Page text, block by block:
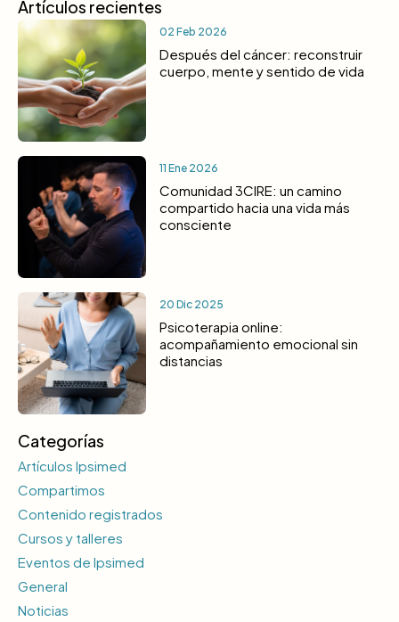
Artículos recientes
02 Feb 2026
Después del cáncer: reconstruir
cuerpo, mente y sentido de vida
11 Ene 2026
Comunidad 3CIRE: un camino
compartido hacia una vida más
consciente
20 Dic 2025
Psicoterapia online:
acompañamiento emocional sin
distancias
Categorías
Artículos Ipsimed
Compartimos
Contenido registrados
Cursos y talleres
Eventos de Ipsimed
General
Noticias